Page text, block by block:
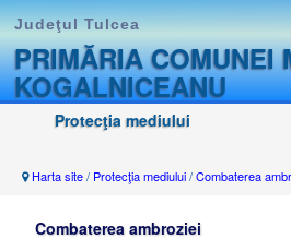
Judeţul Tulcea
PRIMĂRIA COMUNEI
KOGALNICEANU
Protecţia mediului
Harta site/ Protecţia mediului/Combaterea
Combaterea ambroziei